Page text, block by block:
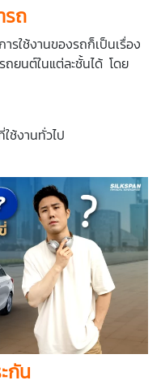
รถ
รใช้งานของรถก็เป็นเรื่อง
ยนต์ในแต่ละชั้นได้ โดย
ช้งานทั่วไป
กัน